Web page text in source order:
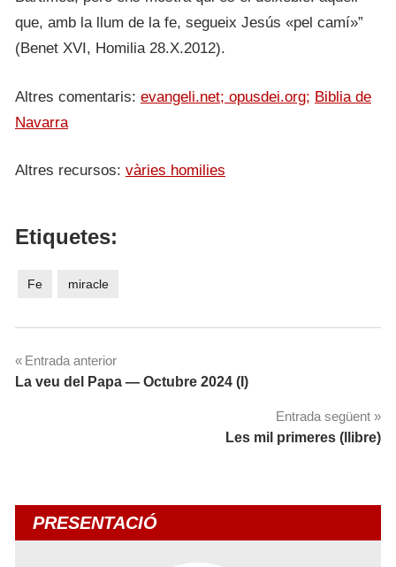
que, amb la llum de la fe, segueix Jesús «pel camí»”
(Benet XVI, Homilia 28.X.2012).
Altres comentaris: evangeli.net; opusdei.org; Biblia de
Navarra
Altres recursos: vàries homilies
Etiquetes:
Fe miracle
Navegació
Entrada anterior
La veu del Papa — Octubre 2024 (I)
Entrada següent
Les mil primeres (llibre)
PRESENTACIÓ